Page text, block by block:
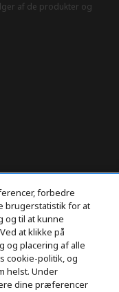
af de produkter og
forbedre
brugerstatistik for at
og til at kunne
at klikke på
og placering af alle
cookie-politik, og
helst. Under
dine præferencer